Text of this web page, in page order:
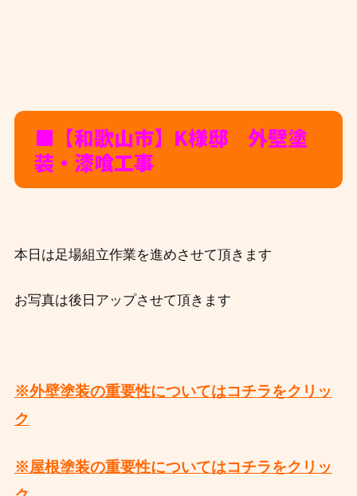
■【和歌山市】K様邸 外壁塗
装・漆喰工事
本日は足場組立作業を進めさせて頂きます
お写真は後日アップさせて頂きます
※外壁塗装の重要性についてはコチラをクリッ
ク
※屋根塗装の重要性についてはコチラをクリッ